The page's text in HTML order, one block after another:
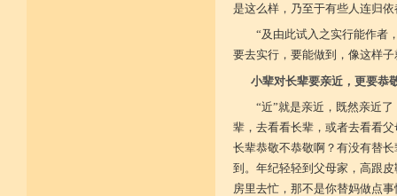
是这么样，乃至于有些人连归
“及由此试入之实行能作者
要去实行，要能做到，像这样
小辈对长辈要亲近，更要恭
“近”就是亲近，既然亲近
辈，去看看长辈，或者去看看
长辈恭敬不恭敬啊？有没有替
到。年纪轻轻到父母家，高跟
房里去忙，那不是你替妈做点